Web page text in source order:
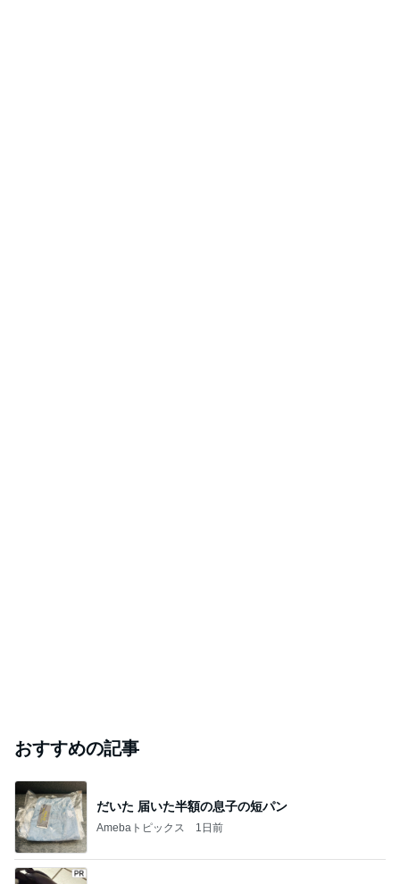
おすすめの記事
だいた 届いた半額の息子の短パン
Amebaトピックス 1日前